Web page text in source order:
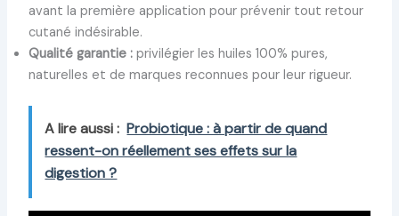
avant la première application pour prévenir tout retour
cutané indésirable.
Qualité garantie :privilégier les huiles 100% pures,
naturelles et de marques reconnues pour leur rigueur.
A lire aussi : Probiotique : à partir de quand
ressent-on réellement ses effets sur la
digestion ?